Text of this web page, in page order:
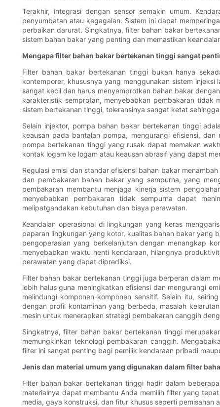
Terakhir, integrasi dengan sensor semakin umum.
penyumbatan atau kegagalan. Sistem ini dapat
perbaikan darurat. Singkatnya, filter bahan bakar
sistem bahan bakar yang penting dan memastikan
Mengapa filter bahan bakar bertekanan tinggi sangat
Filter bahan bakar bertekanan tinggi bukan hanya
kontemporer, khususnya yang menggunakan sistem
sangat kecil dan harus menyemprotkan bahan bakar
karakteristik semprotan, menyebabkan pembakaran tidak
sistem bertekanan tinggi, toleransinya sangat ketat
Selain injektor, pompa bahan bakar bertekanan tinggi
keausan pada bantalan pompa, mengurangi efisiensi,
pompa bertekanan tinggi yang rusak dapat memakan
kontak logam ke logam atau keausan abrasif yang dapat
Regulasi emisi dan standar efisiensi bahan bakar
dan pembakaran bahan bakar yang sempurna, yang
pembakaran membantu menjaga kinerja sistem
menyebabkan pembakaran tidak sempurna dapat
melipatgandakan kebutuhan dan biaya perawatan.
Keandalan operasional di lingkungan yang keras
paparan lingkungan yang kotor, kualitas bahan bakar yang
pengoperasian yang berkelanjutan dengan menangkap
menyebabkan waktu henti kendaraan, hilangnya
perawatan yang dapat diprediksi.
Filter bahan bakar bertekanan tinggi juga berperan dalam
lebih halus guna meningkatkan efisiensi dan mengurangi
melindungi komponen-komponen sensitif. Selain itu,
dengan profil kontaminan yang berbeda, masalah
mesin untuk menerapkan strategi pembakaran canggih
Singkatnya, filter bahan bakar bertekanan tinggi
memungkinkan teknologi pembakaran canggih.
filter ini sangat penting bagi pemilik kendaraan pribadi
Jenis dan material umum yang digunakan dalam filter
Filter bahan bakar bertekanan tinggi hadir dalam
materialnya dapat membantu Anda memilih filter yang
media, gaya konstruksi, dan fitur khusus seperti pemisahan